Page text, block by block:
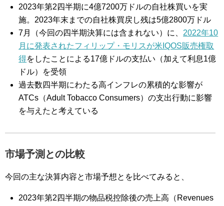
2023年第2四半期に4億7200万ドルの自社株買いを実
施。2023年末までの自社株買戻し残は5億2800万ドル
7月（今回の四半期決算には含まれない）に、 2022年10
月に発表されたフィリップ・モリスが米IQOS販売権取
得をしたことによる17億ドルの支払い（加えて利息1億
ドル）を受領
過去数四半期にわたる高インフレの累積的な影響が
ATCs（Adult Tobacco Consumers）の支出行動に影響
を与えたと考えている
市場予測との比較
今回の主な決算内容と市場予想とを比べてみると、
2023年第2四半期の物品税控除後の売上高（Revenues